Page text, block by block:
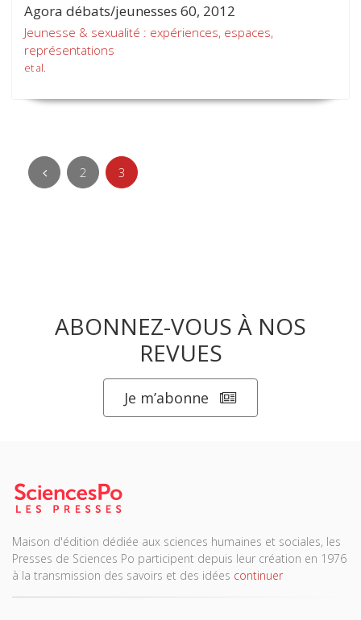
Agora débats/jeunesses 60, 2012
Jeunesse & sexualité : expériences, espaces,
représentations
et al.
2 3
ABONNEZ-VOUS À NOS
REVUES
Je m’abonne
Maison d'édition dédiée aux sciences humaines et sociales, les
Presses de Sciences Po participent depuis leur création en 1976
à la transmission des savoirs et des idées continuer